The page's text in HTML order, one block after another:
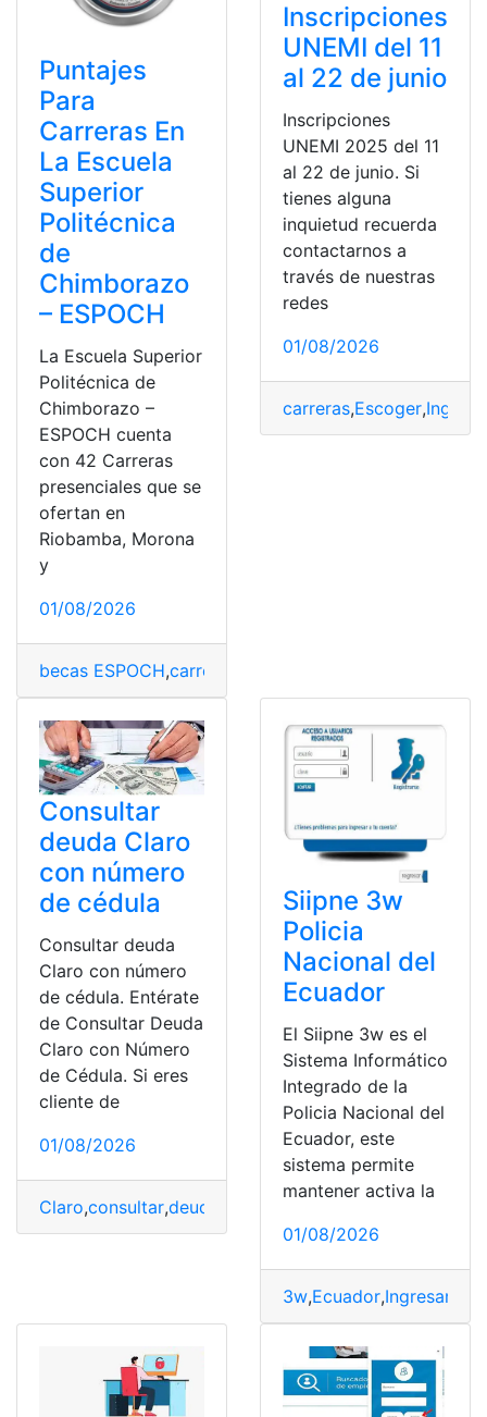
Puntajes
Para
Carreras En
La Escuela
Superior
Politécnica
de
Chimborazo
– ESPOCH
La Escuela Superior
Politécnica de
Chimborazo –
ESPOCH cuenta
con 42 Carreras
presenciales que se
ofertan en
Riobamba, Morona
y
01/08/2026
becas ESPOCH,carreras
Inscripciones
UNEMI del 11
al 22 de junio
Inscripciones
UNEMI 2025 del 11
al 22 de junio. Si
tienes alguna
inquietud recuerda
contactarnos a
través de nuestras
redes
01/08/2026
carreras,Escoger,
Consultar
deuda Claro
con número
de cédula
Consultar deuda
Claro con número
de cédula. Entérate
de Consultar Deuda
Claro con Número
de Cédula. Si eres
cliente de
01/08/2026
Claro,consultar,deuda
Siipne 3w
Policia
Nacional del
Ecuador
El Siipne 3w es el
Sistema Informático
Integrado de la
Policia Nacional del
Ecuador, este
sistema permite
mantener activa la
01/08/2026
3w,Ecuador,Ingresar